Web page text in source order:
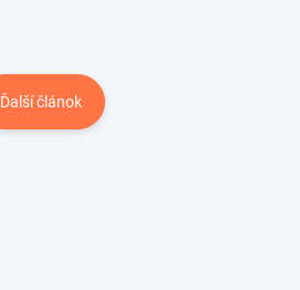
Ďalší článok